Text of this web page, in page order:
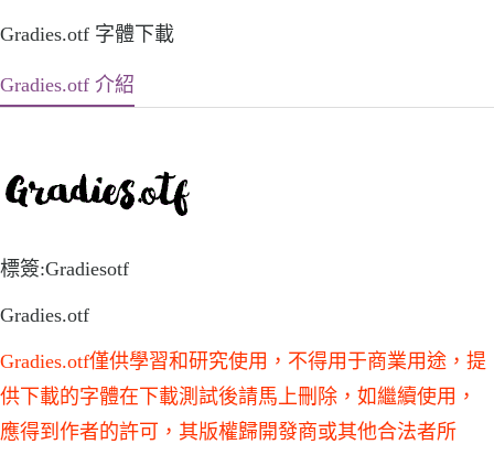
Gradies.otf 字體下載
Gradies.otf 介紹
標簽:Gradiesotf
Gradies.otf
Gradies.otf僅供學習和研究使用，不得用于商業用途，提
供下載的字體在下載測試後請馬上刪除，如繼續使用，
應得到作者的許可，其版權歸開發商或其他合法者所